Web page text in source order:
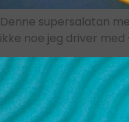
Denne supersalatan
ikke noe jeg driver